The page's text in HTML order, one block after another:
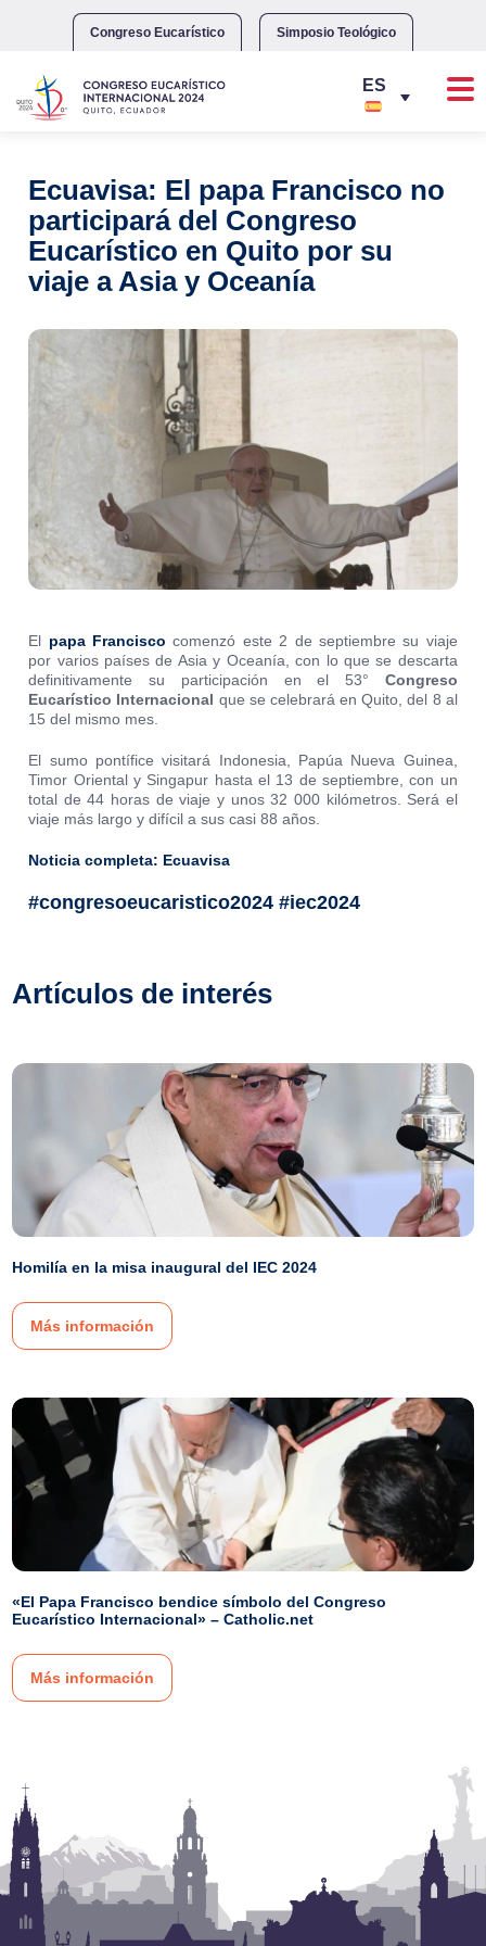
Congreso Eucarístico Simposio Teológico
Ecuavisa: El papa Francisco no
participará del Congreso
Eucarístico en Quito por su
viaje a Asia y Oceanía
El papa Francisco comenzó este 2 de septiembre su viaje
por varios países de Asia y Oceanía, con lo que se descarta
definitivamente su participación en el 53° Congreso
Eucarístico Internacional que se celebrará en Quito, del 8 al
15 del mismo mes.
El sumo pontífice visitará Indonesia, Papúa Nueva Guinea,
Timor Oriental y Singapur hasta el 13 de septiembre, con un
total de 44 horas de viaje y unos 32 000 kilómetros. Será el
viaje más largo y difícil a sus casi 88 años.
Noticia completa: Ecuavisa
#congresoeucaristico2024 #iec2024
Artículos de interés
Homilía en la misa inaugural del IEC 2024
Más información
«El Papa Francisco bendice símbolo del Congreso
Eucarístico Internacional» – Catholic.net
Más información